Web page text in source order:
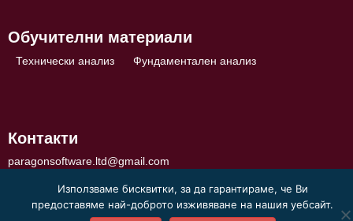
Обучителни материали
Технически анализ Фундаментален анализ
Контакти
paragonsoftware.ltd@gmail.com
Използваме бисквитки, за да гарантираме, че Ви
предоставяме най-доброто изживяване на нашия уебсайт.